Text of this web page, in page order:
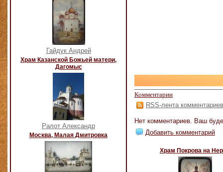
Гайдук Андрей
Храм Казанской Божьей матери,
Дагомыс
Ралот Александр
Москва, Малая Дмитровка
Комментарии
RSS-лента комментариев
Нет комментариев. Ваш
Добавить комментарий
Храм Покрова на